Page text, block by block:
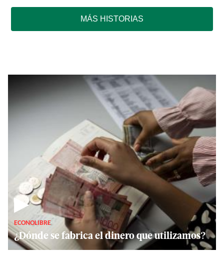
MÁS HISTORIAS
▶
ECONOLIBRE
¿Dónde se fabrica el dinero que utilizamos?